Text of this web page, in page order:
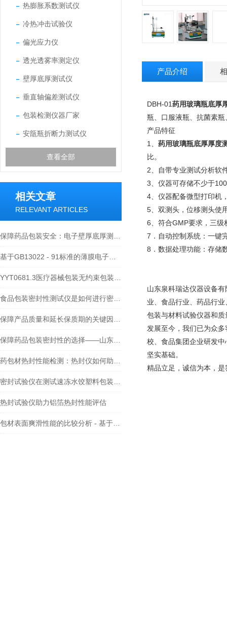
热膨胀系数测试仪
冷热冲击试验仪
偏光应力仪
透光透雾率测定仪
壁厚底厚测试仪
垂直轴偏差测试仪
包装检测仪器厂家
安瓿瓶折断力测试仪
查看全部
相关文章
RELEVANT ARTICLES
热封试验仪助力铝箔热封性能评估
产品介绍
DBH-01药用玻璃瓶底厚
瓶、口服液瓶、抗菌素
产品特征
1、 药用玻璃瓶底厚厚度
比。
2、自带专业测试分析软
3、仪器可存储不少于
4、仪器配备微型打印机
5、双测头，位移测头使
6、符合GMP要求，三级
7．自动控制系统：一键
8．数据处理功能：存储
山东泉科瑞达仪器设备
业、食品行业、药品行
包装与材料试验仪器和
发展至今，我们已为众
校、食品集团企业研发
坚实基础。
精品立足，诚信为本，